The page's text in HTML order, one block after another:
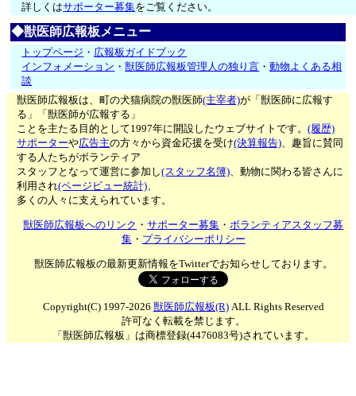
詳しくはサポーター募集をご覧ください。
◆獣医師広報板メニュー
トップページ ・ 広報板ガイドブック
インフォメーション ・獣医師広報板管理人の独り言 ・動物よくある相
談
獣医師広報板は、町の犬猫病院の獣医師(主宰者)が「獣医師に広報す
る」「獣医師が広報する」
ことを主たる目的として1997年に開設したウェブサイトです。(履歴)
サポーターや広告主の方々から資金応援を受け(決算報告)、趣旨に賛同
する人たちがボランティア
スタッフとなって運営に参加し(スタッフ名簿)、動物に関わる皆さんに
利用され(ページビュー統計)、
多くの人々に支えられています。
獣医師広報板へのリンク ・サポーター募集 ・ボランティアスタッフ募
集・ プライバシーポリシー
獣医師広報板の最新更新情報をTwitterでお知らせしております。
Copyright(C) 1997-2026 獣医師広報板(R)ALL Rights Reserved
許可なく転載を禁じます。
「獣医師広報板」は商標登録(4476083号)されています。